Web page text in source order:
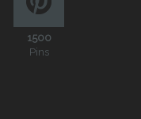
1500
Pins